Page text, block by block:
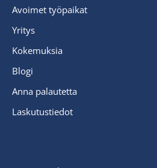
Avoimet työpaikat
Yritys
Kokemuksia
Blogi
Anna palautetta
Laskutustiedot